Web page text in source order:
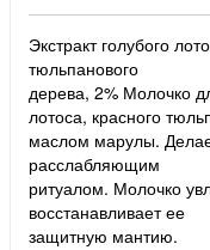
Экстракт голубого
тюльпанового
дерева, 2% Молочко
лотоса, красного
маслом марулы.
расслабляющим
ритуалом. Молочко
восстанавливает ее
защитную мантию.